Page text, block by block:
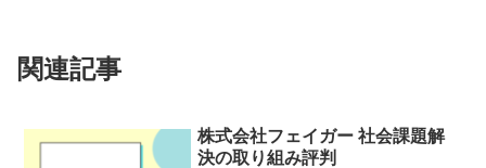
関連記事
株式会社フェイガー 社会課題解
決の取り組み評判